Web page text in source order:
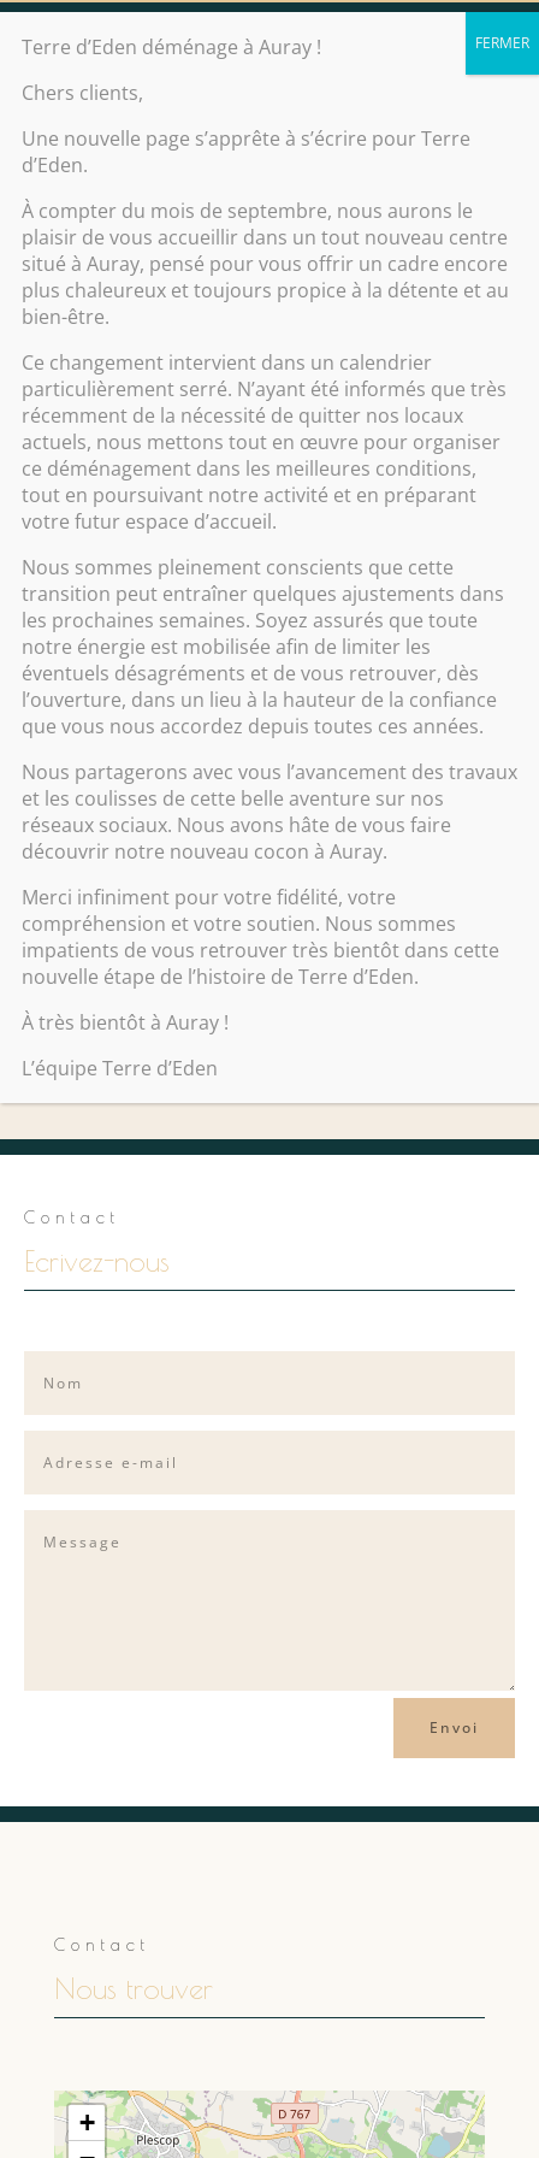
Contact
Contact
Contact
Les horaires du spa
Lundi :10h00- 19h00
Mardi :10h00 – 19h00
Mercredi :
Jeudi :10h00– 19h00
Vendredi :10h00 – 19h00
Samedi :10h00- 19h00
Réservez une session
Contact
Ecrivez-nous
Envoi
Contact
Nous trouver
+
Terre d’Eden déménage à Auray !
Chers clients,
Une nouvelle page s’apprête à s’écrire pour Terre
d’Eden.
À compter du mois de septembre, nous aurons le
plaisir de vous accueillir dans un tout nouveau centre
situé à Auray, pensé pour vous offrir un cadre encore
plus chaleureux et toujours propice à la détente et au
bien-être.
Ce changement intervient dans un calendrier
particulièrement serré. N’ayant été informés que très
récemment de la nécessité de quitter nos locaux
actuels, nous mettons tout en œuvre pour organiser
ce déménagement dans les meilleures conditions,
tout en poursuivant notre activité et en préparant
votre futur espace d’accueil.
Nous sommes pleinement conscients que cette
transition peut entraîner quelques ajustements dans
les prochaines semaines. Soyez assurés que toute
notre énergie est mobilisée afin de limiter les
éventuels désagréments et de vous retrouver, dès
l’ouverture, dans un lieu à la hauteur de la confiance
que vous nous accordez depuis toutes ces années.
Nous partagerons avec vous l’avancement des travaux
et les coulisses de cette belle aventure sur nos
réseaux sociaux. Nous avons hâte de vous faire
découvrir notre nouveau cocon à Auray.
Merci infiniment pour votre fidélité, votre
compréhension et votre soutien. Nous sommes
impatients de vous retrouver très bientôt dans cette
nouvelle étape de l’histoire de Terre d’Eden.
À très bientôt à Auray !
L’équipe Terre d’Eden